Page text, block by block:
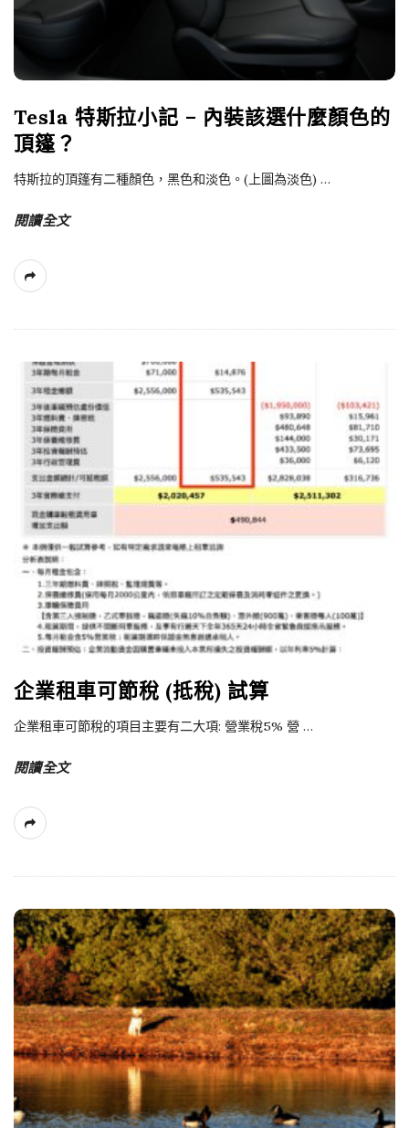
Tesla 特斯拉小記 – 內裝該選什麼顏色的
頂篷？
特斯拉的頂篷有二種顏色，黑色和淡色。(上圖為淡色) …
閱讀全文
企業租車可節稅 (抵稅) 試算
企業租車可節稅的項目主要有二大項: 營業稅5% 營 …
閱讀全文